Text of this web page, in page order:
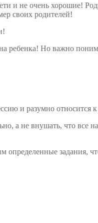
и не очень хорошие!
своих родителей!
ребенка! Но важно
и разумно относится
а не внушать, что все
задания,